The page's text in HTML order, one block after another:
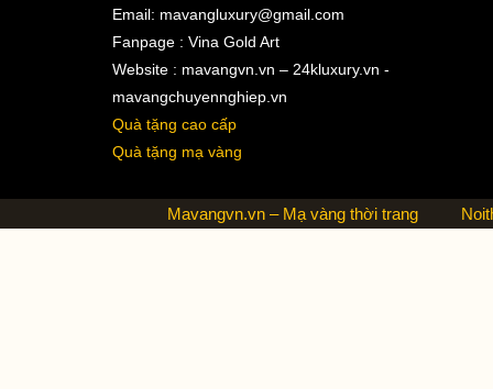
Email: mavangluxury@gmail.com
Fanpage : Vina Gold Art
Website : mavangvn.vn – 24kluxury.vn -
mavangchuyennghiep.vn
Quà tặng cao cấp
Quà tặng mạ vàng
Mavangvn.vn – Mạ vàng thời trang